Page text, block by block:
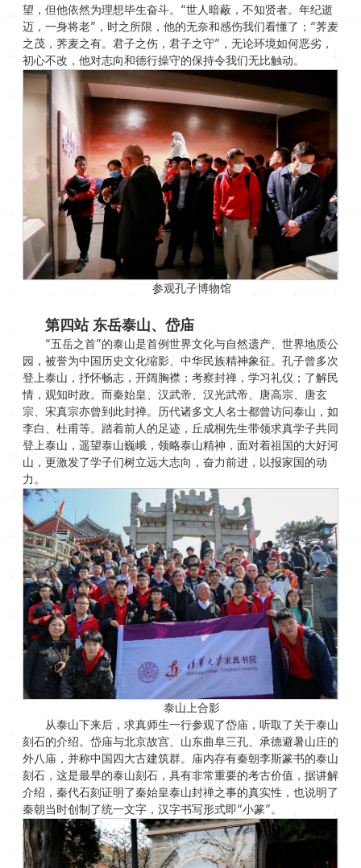
望，但他依然为理想毕生奋斗。“世人暗蔽，不知贤者。年纪逝
迈，一身将老”，时之所限，他的无奈和感伤我们看懂了；“荠麦
之茂，荠麦之有。君子之伤，君子之守”，无论环境如何恶劣，
初心不改，他对志向和德行操守的保持令我们无比触动。
参观孔子博物馆
第四站 东岳泰山、岱庙
“五岳之首”的泰山是首例世界文化与自然遗产、世界地质公
园，被誉为中国历史文化缩影、中华民族精神象征。孔子曾多次
登上泰山，抒怀畅志，开阔胸襟；考察封禅，学习礼仪；了解民
情，观知时政。而秦始皇、汉武帝、汉光武帝、唐高宗、唐玄
宗、宋真宗亦曾到此封禅。历代诸多文人名士都曾访问泰山，如
李白、杜甫等。踏着前人的足迹，丘成桐先生带领求真学子共同
登上泰山，遥望泰山巍峨，领略泰山精神，面对着祖国的大好河
山，更激发了学子们树立远大志向，奋力前进，以报家国的动
力。
泰山上合影
从泰山下来后，求真师生一行参观了岱庙，听取了关于泰山
刻石的介绍。岱庙与北京故宫、山东曲阜三孔、承德避暑山庄的
外八庙，并称中国四大古建筑群。庙内存有秦朝李斯篆书的泰山
刻石，这是最早的泰山刻石，具有非常重要的考古价值，据讲解
介绍，秦代石刻证明了秦始皇泰山封禅之事的真实性，也说明了
秦朝当时创制了统一文字，汉字书写形式即“小篆”。